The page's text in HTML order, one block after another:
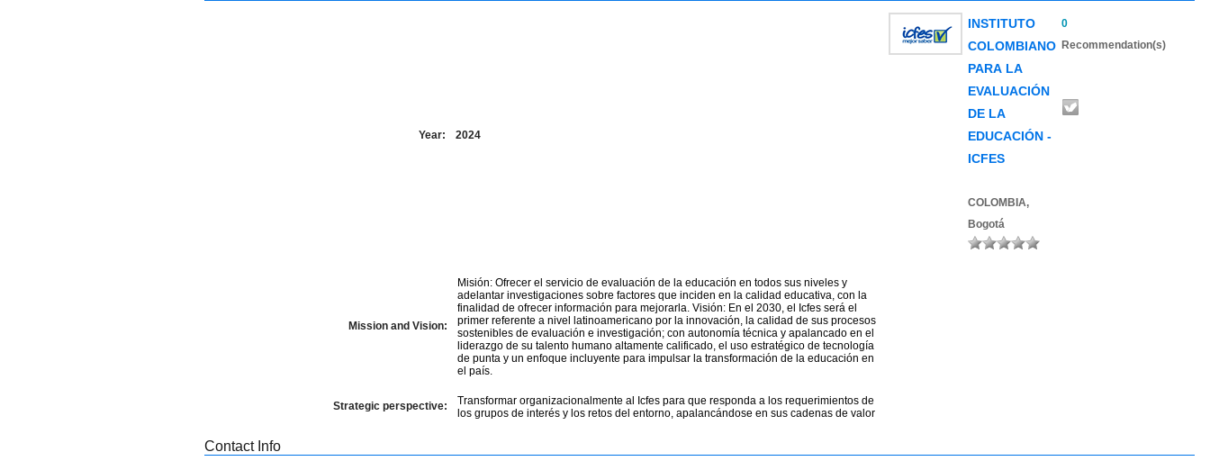
Year: 2024
INSTITUTO
COLOMBIANO
PARA LA
EVALUACIÓN
DE LA
EDUCACIÓN -
ICFES
COLOMBIA,
Bogotá
0
Recommendation(s)
Mission and Vision:
Misión: Ofrecer el servicio de evaluación de la educación en todos sus niveles y
adelantar investigaciones sobre factores que inciden en la calidad educativa, con la
finalidad de ofrecer información para mejorarla. Visión: En el 2030, el Icfes será el
primer referente a nivel latinoamericano por la innovación, la calidad de sus procesos
sostenibles de evaluación e investigación; con autonomía técnica y apalancado en el
liderazgo de su talento humano altamente calificado, el uso estratégico de tecnología
de punta y un enfoque incluyente para impulsar la transformación de la educación en
el país.
Strategic perspective:
Transformar organizacionalmente al Icfes para que responda a los requerimientos de
los grupos de interés y los retos del entorno, apalancándose en sus cadenas de valor
Contact Info